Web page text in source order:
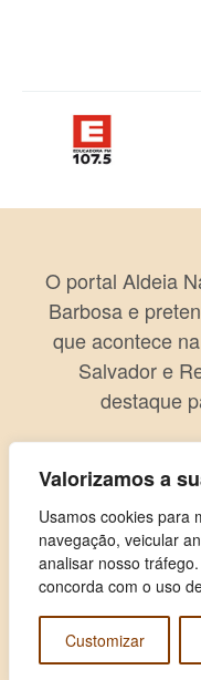
Valorizamos a
Usamos cookies para
navegação, veicular
analisar nosso
concorda com o uso
Customizar
O portal Aldeia
Barbosa e
que acontece
Salvador e
destaque
Copyright © 2026